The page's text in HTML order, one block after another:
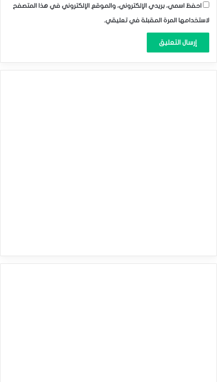
احفظ اسمي، بريدي الإلكتروني، والموقع الإلكتروني في هذا المتصفح
لاستخدامها المرة المقبلة في تعليقي.